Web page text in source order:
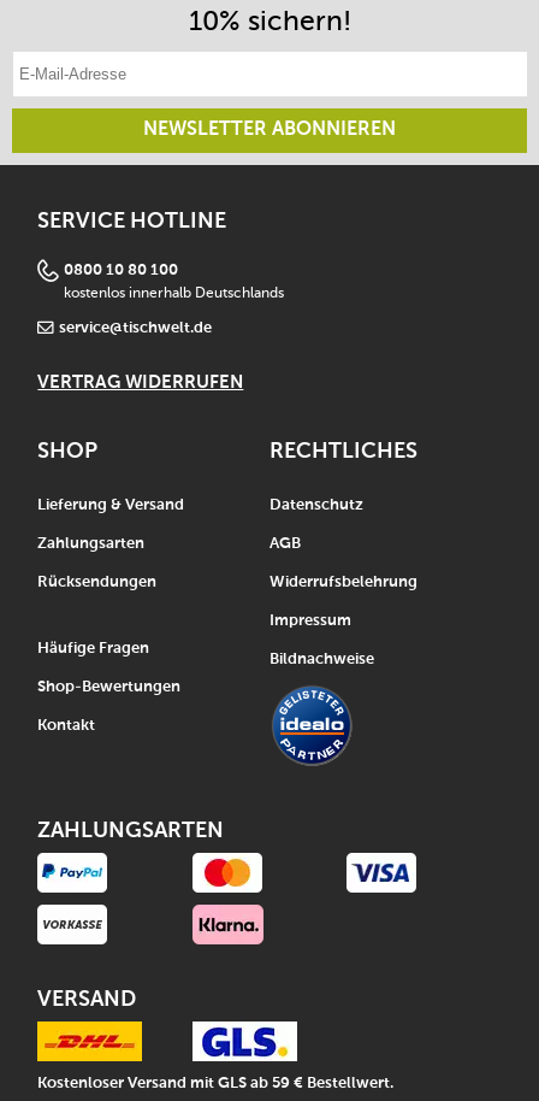
10% sichern!
NEWSLETTER ABONNIEREN
SERVICE HOTLINE
0800 10 80 100
kostenlos innerhalb Deutschlands
service@tischwelt.de
VERTRAG WIDERRUFEN
SHOP
Lieferung & Versand
Zahlungsarten
Rücksendungen
Häufige Fragen
Shop-Bewertungen
Kontakt
RECHTLICHES
Datenschutz
AGB
Widerrufsbelehrung
Impressum
Bildnachweise
ZAHLUNGSARTEN
VERSAND
Kostenloser Versand mit GLS ab 59 € Bestellwert.